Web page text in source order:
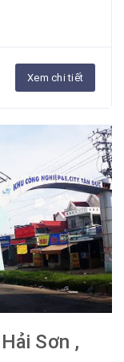
Xem chi tiết
Sơn ,